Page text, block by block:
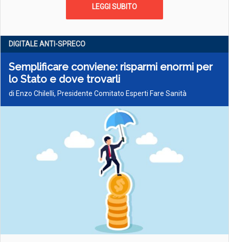
LEGGI SUBITO
DIGITALE ANTI-SPRECO
Semplificare conviene: risparmi enormi per
lo Stato e dove trovarli
di Enzo Chilelli, Presidente Comitato Esperti Fare Sanità